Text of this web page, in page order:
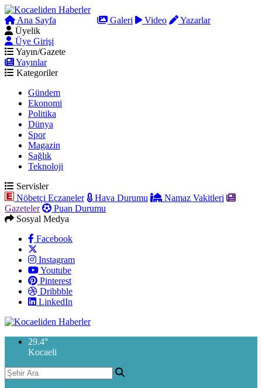
Ana Sayfa Galeri Video
Yazarlar
Üyelik
Üye Girişi
Yayın/Gazete
Yayınlar
Kategoriler
Gündem
Ekonomi
Politika
Dünya
Spor
Magazin
Sağlık
Teknoloji
Servisler
Nöbetçi Eczaneler
Hava Durumu
Namaz Vakitleri
Gazeteler
Puan Durumu
Sosyal Medya
Facebook
Instagram
Youtube
Pinterest
Dribbble
LinkedIn
29.4°
Kocaeli